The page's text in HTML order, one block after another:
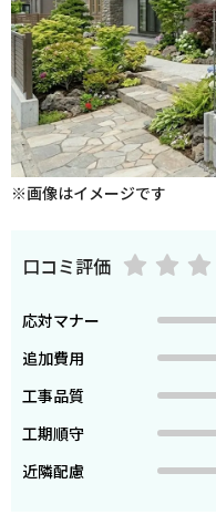
※画像はイメージです
口コミ評価
応対マナー
追加費用
工事品質
工期順守
近隣配慮